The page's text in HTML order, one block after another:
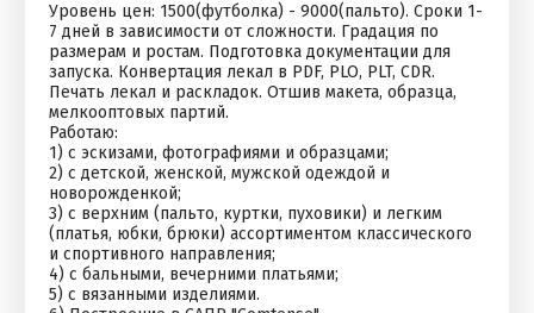
Уровень цен: 1500(футболка) - 9000(пальто). Сроки 1-
7 дней в зависимости от сложности. Градация по
размерам и ростам. Подготовка документации для
запуска. Конвертация лекал в PDF, PLO, PLT, CDR.
Печать лекал и раскладок. Отшив макета, образца,
мелкооптовых партий.
Работаю:
1) с эскизами, фотографиями и образцами;
2) с детской, женской, мужской одеждой и
новорожденкой;
3) с верхним (пальто, куртки, пуховики) и легким
(платья, юбки, брюки) ассортиментом классического
и спортивного направления;
4) с бальными, вечерними платьями;
5) с вязанными изделиями.